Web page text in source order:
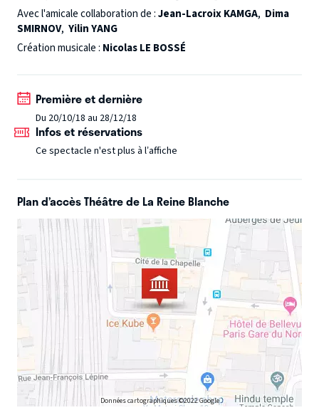
Maïa Bouteillet ↘ ProductionNaif Théâtre. Diffusion
Comme Il Vous Plaira.
Avec l'amicale collaboration de :Jean-Lacroix KAMGA, Dima
SMIRNOV, Yilin YANG
Création musicale : Nicolas LE BOSSÉ
Première et dernière
Du 20/10/18 au 28/12/18
Infos et réservations
Ce spectacle n'est plus à l’affiche
Plan d’accès Théâtre de La Reine Blanche
Données cartographiques ©2022 Google